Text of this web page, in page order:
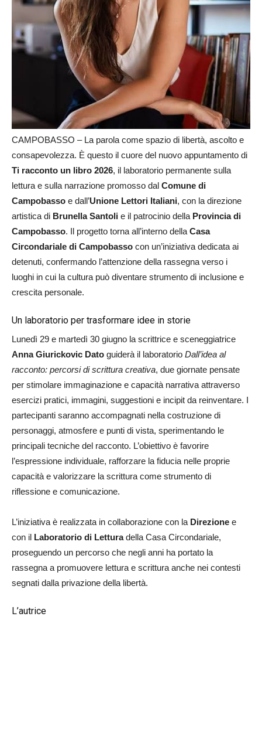
CAMPOBASSO – La parola come spazio di libertà, ascolto e
consapevolezza. È questo il cuore del nuovo appuntamento di
Ti racconto un libro 2026, il laboratorio permanente sulla
lettura e sulla narrazione promosso dal Comune di
Campobasso e dall’Unione Lettori Italiani, con la direzione
artistica di Brunella Santoli e il patrocinio della Provincia di
Campobasso. Il progetto torna all’interno della Casa
Circondariale di Campobasso con un’iniziativa dedicata ai
detenuti, confermando l’attenzione della rassegna verso i
luoghi in cui la cultura può diventare strumento di inclusione e
crescita personale.
Un laboratorio per trasformare idee in storie
Lunedì 29 e martedì 30 giugno la scrittrice e sceneggiatrice
Anna Giurickovic Dato guiderà il laboratorio Dall’idea al
racconto: percorsi di scrittura creativa, due giornate pensate
per stimolare immaginazione e capacità narrativa attraverso
esercizi pratici, immagini, suggestioni e incipit da reinventare. I
partecipanti saranno accompagnati nella costruzione di
personaggi, atmosfere e punti di vista, sperimentando le
principali tecniche del racconto. L’obiettivo è favorire
l’espressione individuale, rafforzare la fiducia nelle proprie
capacità e valorizzare la scrittura come strumento di
riflessione e comunicazione.
L’iniziativa è realizzata in collaborazione con la Direzione e
con il Laboratorio di Letturadella Casa Circondariale,
proseguendo un percorso che negli anni ha portato la
rassegna a promuovere lettura e scrittura anche nei contesti
segnati dalla privazione della libertà.
L’autrice